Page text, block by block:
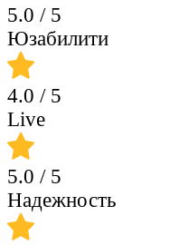
5.0 / 5
Юзабилити
4.0 / 5
Live
5.0 / 5
Надежность